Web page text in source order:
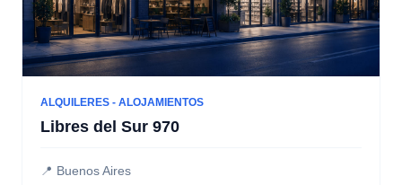
ALQUILERES - ALOJAMIENTOS
Libres del Sur 970
📍 Buenos Aires